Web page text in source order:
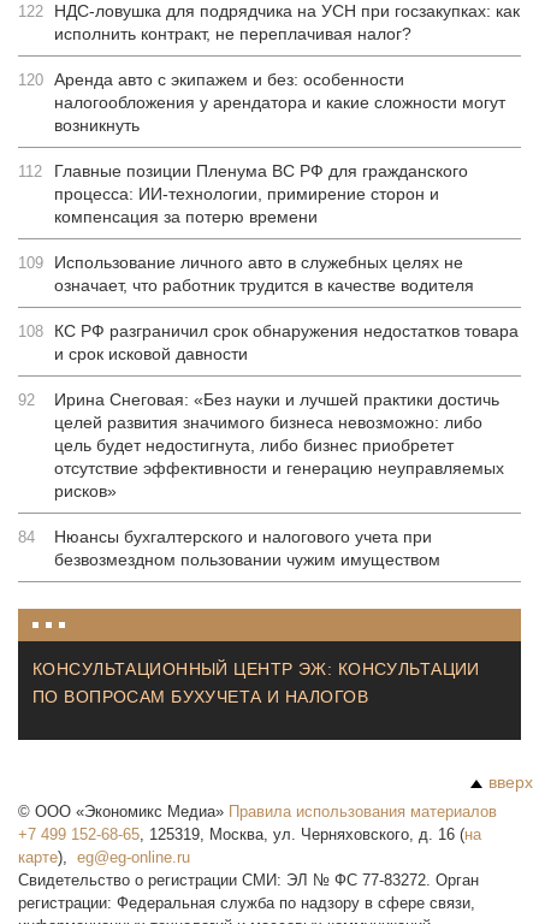
122
НДС-ловушка для подрядчика на УСН при госзакупках: как
исполнить контракт, не переплачивая налог?
120 Аренда авто с экипажем и без: особенности
налогообложения у арендатора и какие сложности могут
возникнуть
112
Главные позиции Пленума ВС РФ для гражданского
процесса: ИИ-технологии, примирение сторон и
компенсация за потерю времени
109
Использование личного авто в служебных целях не
означает, что работник трудится в качестве водителя
108
КС РФ разграничил срок обнаружения недостатков товара
и срок исковой давности
92
Ирина Снеговая: «Без науки и лучшей практики достичь
целей развития значимого бизнеса невозможно: либо
цель будет недостигнута, либо бизнес приобретет
отсутствие эффективности и генерацию неуправляемых
рисков»
84
Нюансы бухгалтерского и налогового учета при
безвозмездном пользовании чужим имуществом
КОНСУЛЬТАЦИОННЫЙ ЦЕНТР ЭЖ: КОНСУЛЬТАЦИИ
ПО ВОПРОСАМ БУХУЧЕТА И НАЛОГОВ
вверх
© ООО «Экономикс Медиа» Правила использования материалов
+7 499 152-68-65, 125319, Москва, ул. Черняховского, д. 16 (на
карте),
Свидетельство о регистрации СМИ: ЭЛ № ФС 77-83272. Орган
регистрации: Федеральная служба по надзору в сфере связи,